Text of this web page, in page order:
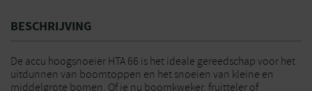
BESCHRIJVING
De accu hoogsnoeier HTA 66 is het ideale gereedschap voor het
uitdunnen van boomtoppen en het snoeien van kleine en
middelgrote bomen. Of je nu boomkweker, fruitteler of